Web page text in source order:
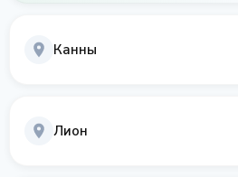
Канны
Лион